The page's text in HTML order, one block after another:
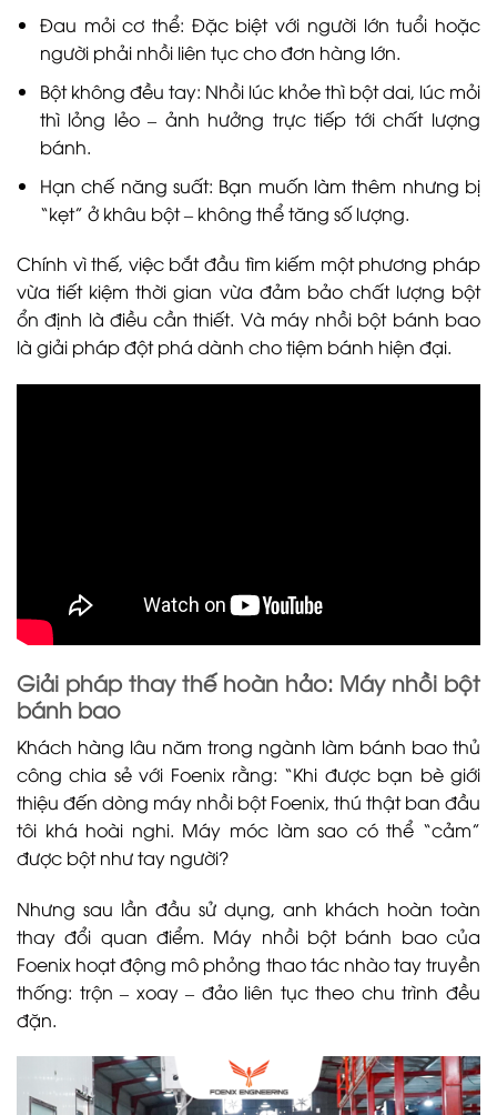
Đau mỏi cơ thể: Đặc biệt với người lớn tuổi hoặc
người phải nhồi liên tục cho đơn hàng lớn.
Bột không đều tay: Nhồi lúc khỏe thì bột dai, lúc mỏi
thì lỏng lẻo – ảnh hưởng trực tiếp tới chất lượng
bánh.
Hạn chế năng suất: Bạn muốn làm thêm nhưng bị
“kẹt” ở khâu bột – không thể tăng số lượng.
Chính vì thế, việc bắt đầu tìm kiếm một phương pháp
vừa tiết kiệm thời gian vừa đảm bảo chất lượng bột
ổn định là điều cần thiết. Và máy nhồi bột bánh bao
là giải pháp đột phá dành cho tiệm bánh hiện đại.
Giải pháp thay thế hoàn hảo: Máy nhồi bột
bánh bao
Khách hàng lâu năm trong ngành làm bánh bao thủ
công chia sẻ với Foenix rằng: “Khi được bạn bè giới
thiệu đến dòng máy nhồi bột Foenix, thú thật ban đầu
tôi khá hoài nghi. Máy móc làm sao có thể “cảm”
được bột như tay người?
Nhưng sau lần đầu sử dụng, anh khách hoàn toàn
thay đổi quan điểm. Máy nhồi bột bánh bao của
Foenix hoạt động mô phỏng thao tác nhào tay truyền
thống: trộn – xoay – đảo liên tục theo chu trình đều
đặn.